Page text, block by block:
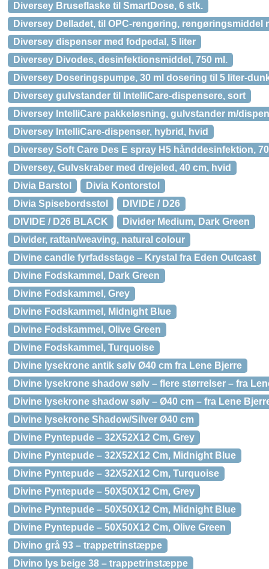
Diversey Bruseflaske til SmartDose, 6 stk.
Diversey Delladet, til OPC-rengøring, rengøringsmiddel
Diversey dispenser med fodpedal, 5 liter
Diversey Divodes, desinfektionsmiddel, 750 ml.
Diversey Doseringspumpe, 30 ml dosering til 5 liter-
Diversey gulvstander til IntelliCare-dispensere, sort
Diversey IntelliCare pakkeløsning, gulvstander m/
Diversey IntelliCare-dispenser, hybrid, hvid
Diversey Soft Care Des E spray H5 hånddesinfektion,
Diversey, Gulvskraber med drejeled, 40 cm, hvid
Divia Barstol
Divia Kontorstol
Divia Spisebordsstol
DIVIDE / D26
DIVIDE / D26 BLACK
Divider Medium, Dark Green
Divider, rattan/weaving, natural colour
Divine candle fyrfadsstage – Krystal fra Eden Outcast
Divine Fodskammel, Dark Green
Divine Fodskammel, Grey
Divine Fodskammel, Midnight Blue
Divine Fodskammel, Olive Green
Divine Fodskammel, Turquoise
Divine lysekrone antik sølv Ø40 cm fra Lene Bjerre
Divine lysekrone shadow sølv – flere størrelser – fra
Divine lysekrone shadow sølv – Ø40 cm – fra Lene
Divine lysekrone Shadow/Silver Ø40 cm
Divine Pyntepude – 32X52X12 Cm, Grey
Divine Pyntepude – 32X52X12 Cm, Midnight Blue
Divine Pyntepude – 32X52X12 Cm, Turquoise
Divine Pyntepude – 50X50X12 Cm, Grey
Divine Pyntepude – 50X50X12 Cm, Midnight Blue
Divine Pyntepude – 50X50X12 Cm, Olive Green
Divino grå 93 – trappetrinstæppe
Divino lys beige 38 – trappetrinstæppe